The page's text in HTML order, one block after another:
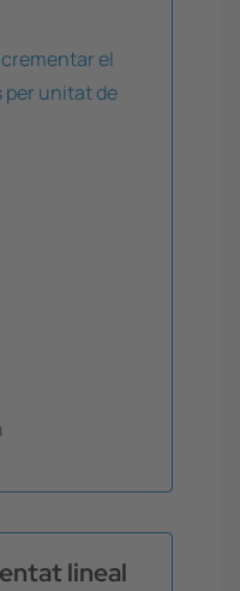
el
per unitat de
lineal